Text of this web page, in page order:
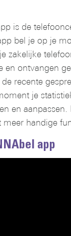
is de
bel je op je
zakelijke
en ontvangen
recente
je
en
handige
app